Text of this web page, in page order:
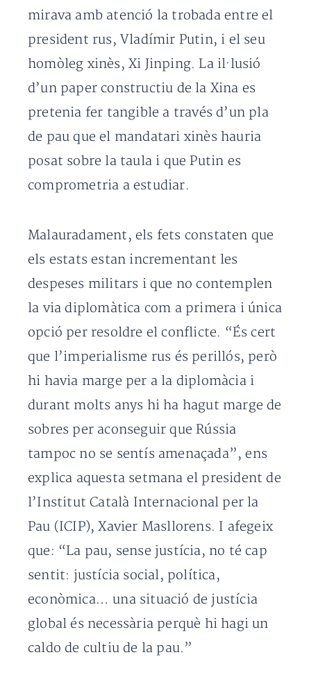
mirava amb atenció la trobada entre el
president rus, Vladímir Putin, i el seu
homòleg xinès, Xi Jinping. La il·lusió
d’un paper constructiu de la Xina es
pretenia fer tangible a través d’un pla
de pau que el mandatari xinès hauria
posat sobre la taula i que Putin es
comprometria a estudiar.
Malauradament, els fets constaten que
els estats estan incrementant les
despeses militars i que no contemplen
la via diplomàtica com a primera i única
opció per resoldre el conflicte. “És cert
que l’imperialisme rus és perillós, però
hi havia marge per a la diplomàcia i
durant molts anys hi ha hagut marge de
sobres per aconseguir que Rússia
tampoc no se sentís amenaçada”, ens
explica aquesta setmana el president de
l’Institut Català Internacional per la
Pau (ICIP), Xavier Masllorens. I afegeix
que: “La pau, sense justícia, no té cap
sentit: justícia social, política,
econòmica… una situació de justícia
global és necessària perquè hi hagi un
caldo de cultiu de la pau.”